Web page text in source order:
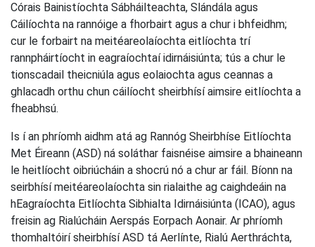
Córais Bainistíochta Sábháilteachta, Slándála agus
Cáilíochta na rannóige a fhorbairt agus a chur i bhfeidhm;
cur le forbairt na meitéareolaíochta eitlíochta trí
rannpháirtíocht in eagraíochtaí idirnáisiúnta; tús a chur le
tionscadail theicniúla agus eolaiochta agus ceannas a
ghlacadh orthu chun cáilíocht sheirbhísí aimsire eitlíochta a
fheabhsú.
Is í an phríomh aidhm atá ag Rannóg Sheirbhíse Eitlíochta
Met Éireann (ASD) ná soláthar faisnéise aimsire a bhaineann
le heitlíocht oibriúcháin a shocrú nó a chur ar fáil. Bíonn na
seirbhísí meitéareolaíochta sin rialaithe ag caighdeáin na
hEagraíochta Eitlíochta Sibhialta Idirnáisiúnta (ICAO), agus
freisin ag Rialúcháin Aerspás Eorpach Aonair. Ar phríomh
thomhaltóirí sheirbhísí ASD tá Aerlínte, Rialú Aerthráchta,